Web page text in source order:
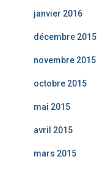
janvier 2016
décembre 2015
novembre 2015
octobre 2015
mai 2015
avril 2015
mars 2015